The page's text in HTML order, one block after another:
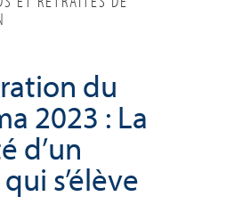
du
2023 : La
d’un
s’élève